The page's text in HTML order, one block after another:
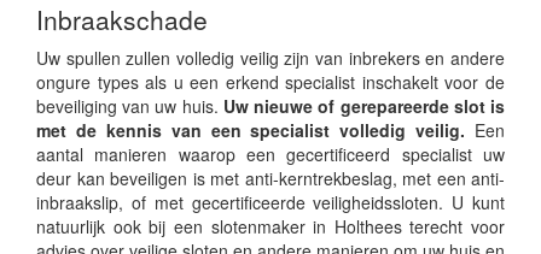
Inbraakschade
Uw spullen zullen volledig veilig zijn van inbrekers en andere
ongure types als u een erkend specialist inschakelt voor de
beveiliging van uw huis. Uw nieuwe of gerepareerde slot is
met de kennis van een specialist volledig veilig. Een
aantal manieren waarop een gecertificeerd specialist uw
deur kan beveiligen is met anti-kerntrekbeslag, met een anti-
inbraakslip, of met gecertificeerde veiligheidssloten. U kunt
natuurlijk ook bij een slotenmaker in Holthees terecht voor